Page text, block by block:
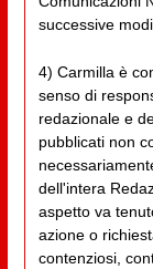
successive
4) Carmilla è
senso di
redazionale e
pubblicati non
dell'intera
aspetto va
azione o
contenziosi,